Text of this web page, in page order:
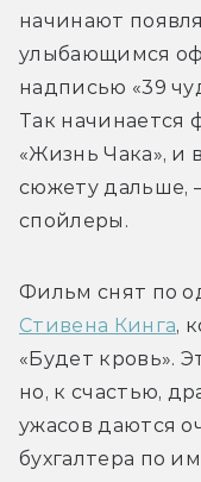
начинают
улыбающимся
надписью «39
Так начинается
«Жизнь Чака», и
сюжету дальше,
спойлеры.
Стивена Кинга,
«Будет кровь».
но, к счастью,
ужасов даются
бухгалтера по